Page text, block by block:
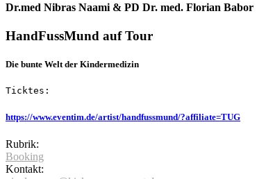
Dr.med Nibras Naami & PD Dr. med. Florian Babor
HandFussMund auf Tour
Die bunte Welt der Kindermedizin
Ticktes:
https://www.eventim.de/artist/handfussmund/?affiliate=TUG
Rubrik:
Booking
Kontakt: